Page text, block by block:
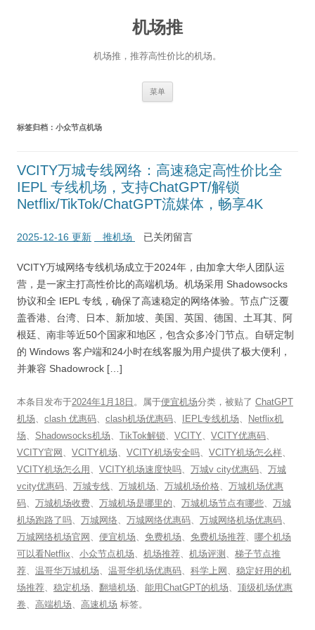
机场推
机场推，推荐高性价比的机场。
菜单
标签归档： 小众节点机场
VCITY万城专线网络：高速稳定高性价比全
IEPL 专线机场，支持ChatGPT/解锁
Netflix/TikTok/ChatGPT流媒体，畅享4K
2025-12-16 更新 推机场 已关闭留言
VCITY万城网络专线机场成立于2024年，由加拿大华人团队运
营，是一家主打高性价比的高端机场。机场采用 Shadowsocks
协议和全 IEPL 专线，确保了高速稳定的网络体验。节点广泛覆
盖香港、台湾、日本、新加坡、美国、英国、德国、土耳其、阿
根廷、南非等近50个国家和地区，包含众多冷门节点。自研定制
的 Windows 客户端和24小时在线客服为用户提供了极大便利，
并兼容 Shadowrock […]
本条目发布于2024年1月18日 。属于便宜机场分类，被贴了 ChatGPT
机场、 clash 优惠码、 clash机场优惠码、 IEPL专线机场、
Netflix机
场、 Shadowsocks机场、 TikTok解锁、 VCITY、 VCITY优惠码、
VCITY官网 、 VCITY机场、 VCITY机场安全吗、 VCITY机场怎么样、
VCITY机场怎么用 、 VCITY机场速度快吗、 万城v city优惠码、 万城
vcity优惠码、 万城专线、 万城机场、 万城机场价格、 万城机场优惠
码、 万城机场收费、 万城机场是哪里的、 万城机场节点有哪些、 万城
机场跑路了吗、 万城网络、 万城网络优惠码、 万城网络机场优惠码、
万城网络机场官网 、 便宜机场、 免费机场、 免费机场推荐、 哪个机场
可以看Netflix、 小众节点机场、 机场推荐、 机场评测 、 梯子节点推
荐、 温哥华万城机场、 温哥华机场优惠码、 科学上网 、 稳定好用的机
场推荐、 稳定机场、 翻墙机场、 能用ChatGPT的机场、 顶级机场优惠
卷、 高端机场、 高速机场 标签。